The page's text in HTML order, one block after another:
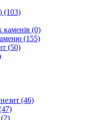
(103)
каменів (0)
(155)
(50)
(46)
(2)